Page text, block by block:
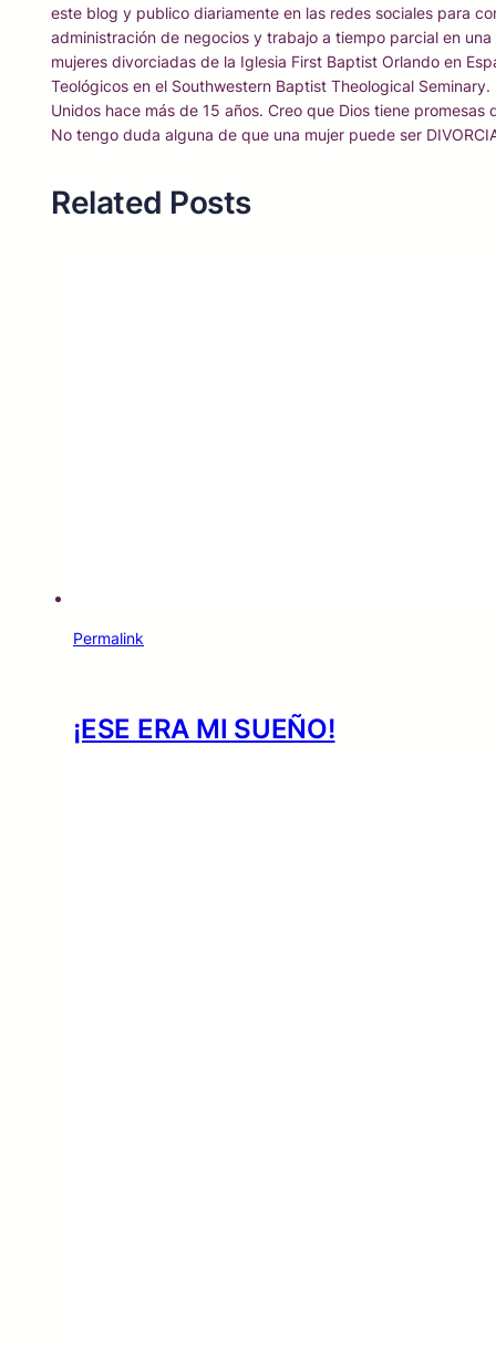
este blog y publico diariamente en las redes sociales para
administración de negocios y trabajo a tiempo parcial en
mujeres divorciadas de la Iglesia First Baptist Orlando en
Teológicos en el Southwestern Baptist Theological
Unidos hace más de 15 años. Creo que Dios tiene
No tengo duda alguna de que una mujer puede ser
Related Posts
Permalink
¡ESE ERA MI SUEÑO!